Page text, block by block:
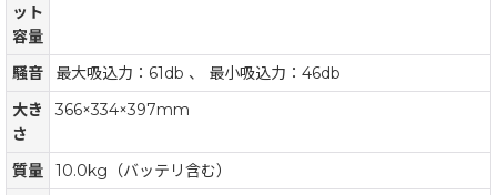
ット
容量
騒音
最大吸込力：61db 、 最小吸込力：46db
大き
さ
366×334×397mm
質量
10.0kg（バッテリ含む）